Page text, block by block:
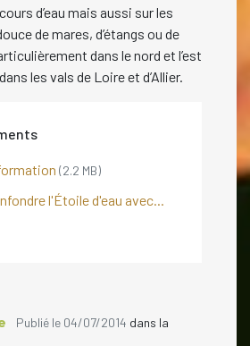
d’eau mais aussi sur les
de mares, d’étangs ou de
dans le nord et l’est
les vals de Loire et d’Allier.
(2.2 MB)
l'Étoile d'eau avec...
Publié le 04/07/2014 dans la